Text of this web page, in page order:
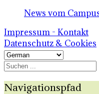
News vom
Impressum - Kontakt
Datenschutz & Cookies
Navigationspfad